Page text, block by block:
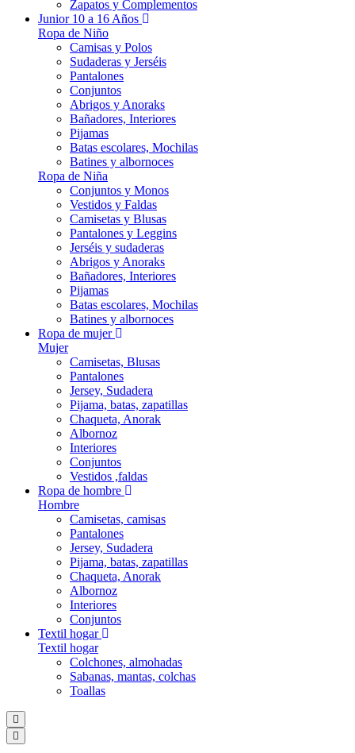
Zapatos y Complementos
Junior 10 a 16 Años
Ropa de Niño
Camisas y Polos
Sudaderas y Jerséis
Pantalones
Conjuntos
Abrigos y Anoraks
Bañadores, Interiores
Pijamas
Batas escolares, Mochilas
Batines y albornoces
Ropa de Niña
Conjuntos y Monos
Vestidos y Faldas
Camisetas y Blusas
Pantalones y Leggins
Jerséis y sudaderas
Abrigos y Anoraks
Bañadores, Interiores
Pijamas
Batas escolares, Mochilas
Batines y albornoces
Ropa de mujer
Mujer
Camisetas, Blusas
Pantalones
Jersey, Sudadera
Pijama, batas, zapatillas
Chaqueta, Anorak
Albornoz
Interiores
Conjuntos
Vestidos ,faldas
Ropa de hombre
Hombre
Camisetas, camisas
Pantalones
Jersey, Sudadera
Pijama, batas, zapatillas
Chaqueta, Anorak
Albornoz
Interiores
Conjuntos
Textil hogar
Textil hogar
Colchones, almohadas
Sabanas, mantas, colchas
Toallas